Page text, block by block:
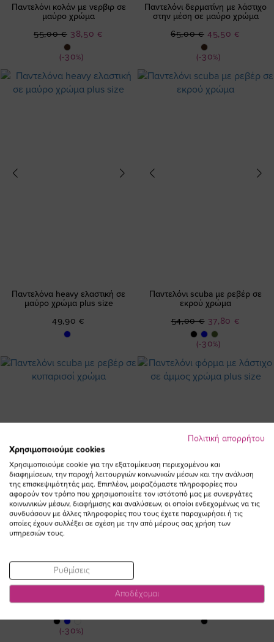
Παντελόνι κολάν με νερβιρ σε
μαύρο χρώμα
(-30%)
Ειδική
Τιμή
38,50 €
55,00 €
Παντελόνι δερματίνη με λάστιχο
στην μέση σε μαύρο χρώμα
(-30%)
Ειδική
Τιμή
45,50 €
65,00 €
Παντελόνα heavy ελαστική σε
μαύρο χρώμα plus size
49,90 €
Παντελόνι scuba με ρεβέρ σε
εκρού χρώμα
(-30%)
Ειδική
Τιμή
37,80 €
54,00 €
Παντελόνι scuba με ρεβέρ σε
(-30%)
Ειδική
Τιμή
Πολιτική απορρήτου
Χρησιμοποιούμε cookies
Χρησιμοποιούμε cookie για την εξατομίκευση περιεχομένου και
διαφημίσεων, την παροχή λειτουργιών κοινωνικών μέσων και την ανάλυση
της επισκεψιμότητάς μας. Επιπλέον, μοιραζόμαστε πληροφορίες που
αφορούν τον τρόπο που χρησιμοποιείτε τον ιστότοπό μας με συνεργάτες
κοινωνικών μέσων, διαφήμισης και αναλύσεων, οι οποίοι ενδεχομένως να τις
συνδυάσουν με άλλες πληροφορίες που τους έχετε παραχωρήσει ή τις
οποίες έχουν συλλέξει σε σχέση με την από μέρους σας χρήση των
υπηρεσιών τους.
Ρυθμίσεις
Αποδέχομαι